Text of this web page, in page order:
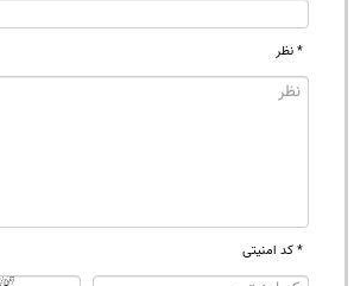
* نظر
* کد امنیتی